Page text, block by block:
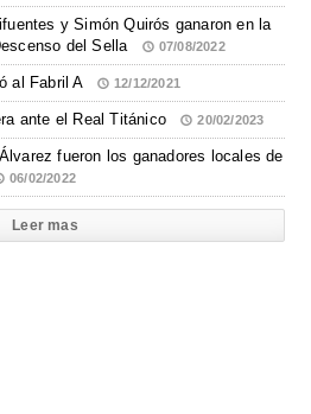
y Simón Quirós ganaron en la
del Sella
07/08/2022
al Fabril A 12/12/2021
ante el Real Titánico 20/02/2023
fueron los ganadores locales de
06/02/2022
Leer mas